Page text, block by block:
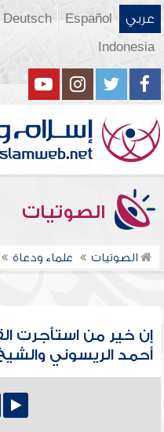
عربي Español
Deutsch
Indonesia
الصوتيات
الصوتيات علماء ودعاة
إن خير من استأجرت
أحمد الريسوني